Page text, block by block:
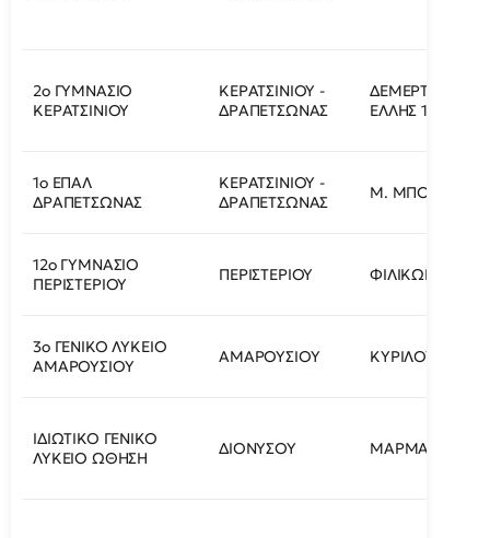
2ο ΓΥΜΝΑΣΙΟ
ΚΕΡΑΤΣΙΝΙΟΥ
ΚΕΡΑΤΣΙΝΙΟΥ -
ΔΡΑΠΕΤΣΩΝΑΣ
ΔΕΜΕΡΤΖΗ ΚΑΙ
ΕΛΛΗΣ 1
1ο ΕΠΑΛ
ΔΡΑΠΕΤΣΩΝΑΣ
ΚΕΡΑΤΣΙΝΙΟΥ -
ΔΡΑΠΕΤΣΩΝΑΣ
Μ. ΜΠΟΤΣΑΡΗ
12ο ΓΥΜΝΑΣΙΟ
ΠΕΡΙΣΤΕΡΙΟΥ
ΠΕΡΙΣΤΕΡΙΟΥ ΦΙΛΙΚΩΝ 37
3ο ΓΕΝΙΚΟ ΛΥΚΕΙΟ
ΑΜΑΡΟΥΣΙΟΥ
ΑΜΑΡΟΥΣΙΟΥ ΚΥΡΙΛΟΥ ΚΑΙ
ΙΔΙΩΤΙΚΟ ΓΕΝΙΚΟ
ΛΥΚΕΙΟ ΩΘΗΣΗ
ΔΙΟΝΥΣΟΥ ΜΑΡΜΑΡΑ 7-9